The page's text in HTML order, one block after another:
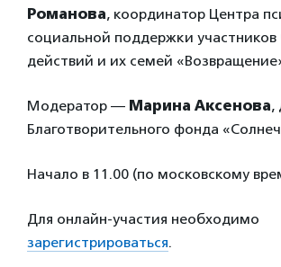
Романова, координатор Центра
социальной поддержки
действий и их семей
Модератор — Марина Аксенова,
Благотворительного фонда
Начало в 11.00 (по московскому
Для онлайн-участия необходимо
зарегистрироваться.